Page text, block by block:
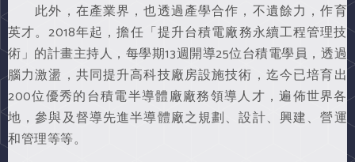
此外，在產業界，也透過產學合作，不遺餘力，作育
英才。2018年起，擔任「提升台積電廠務永續工程管理技
術」的計畫主持人，每學期13週開導25位台積電學員，透過
腦力激盪，共同提升高科技廠房設施技術，迄今已培育出
200位優秀的台積電半導體廠廠務領導人才，遍佈世界各
地，參與及督導先進半導體廠之規劃、設計、興建、營運
和管理等等。